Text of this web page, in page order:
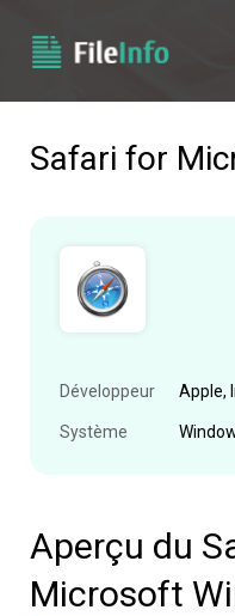
Safari for
Développeur Apple,
Système
Aperçu du
Microsoft